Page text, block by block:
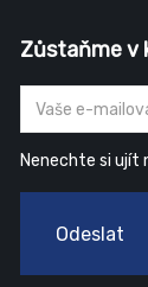
Zůstaňme v
Nenechte si ujít
Odeslat